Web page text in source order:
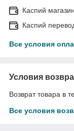
Каспий магазин
Каспий
Все условия
Условия
Возврат товара в
Все условия